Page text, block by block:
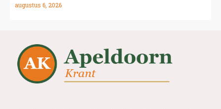
augustus 6, 2026